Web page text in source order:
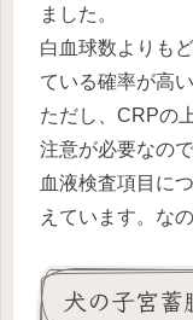
ました。
白血球数よりも
ている確率が高
ただし、CRPの
注意が必要なので
血液検査項目に
えています。な
犬の子宮蓄